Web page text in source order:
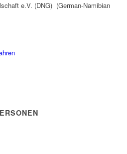
e.V. (DNG) (German-Namibian